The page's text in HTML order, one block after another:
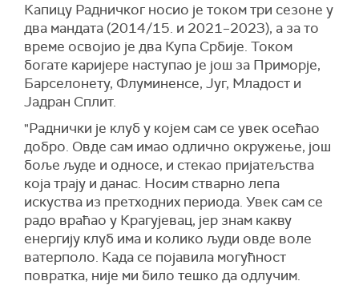
Капицу Радничког носио је током три сезоне у
два мандата (2014/15. и 2021–2023), а за то
време освојио је два Купа Србије. Током
богате каријере наступао је још за Приморје,
Барселонету, Флуминенсе, Југ, Младост и
Јадран Сплит.
"Раднички је клуб у којем сам се увек осећао
добро. Овде сам имао одлично окружење, још
боље људе и односе, и стекао пријатељства
која трају и данас. Носим стварно лепа
искуства из претходних периода. Увек сам се
радо враћао у Крагујевац, јер знам какву
енергију клуб има и колико људи овде воле
ватерполо. Када се појавила могућност
повратка, није ми било тешко да одлучим.